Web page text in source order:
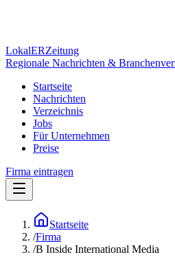
LokalERZeitung
Regionale Nachrichten &
Startseite
Nachrichten
Verzeichnis
Jobs
Für Unternehmen
Preise
Firma eintragen
Startseite
/Firma
/B Inside International Media